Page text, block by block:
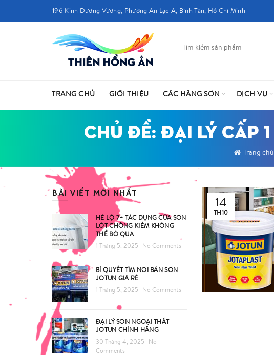
196 Kinh Dương Vương, Phường An Lạc A, Bình Tân, Hồ Chí Minh
TRANG CHỦ GIỚI THIỆU CÁC HÃNG SƠN DỊCH VỤ
CHỦ ĐỀ: ĐẠI LÝ CẤP
Trang chủ
14
TH10
BÀI VIẾT MỚI NHẤT
HÉ LỘ 7+ TÁC DỤNG CỦA SƠN
LÓT CHỐNG KIỀM KHÔNG
THỂ BỎ QUA
1 Tháng 5, 2025
No Comments
BÍ QUYẾT TÌM NƠI BÁN SƠN
JOTUN GIÁ RẺ
1 Tháng 5, 2025
No Comments
ĐẠI LÝ SƠN NGOẠI THẤT
JOTUN CHÍNH HÃNG
30 Tháng 4, 2025
No
Comments